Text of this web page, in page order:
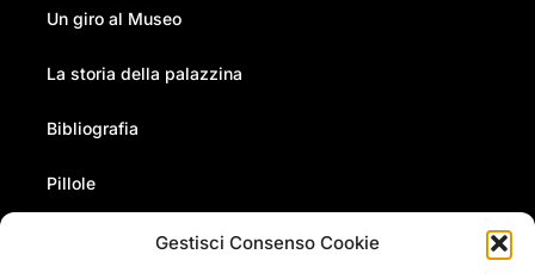
Gestisci Consenso Cookie
Un giro al Museo
La storia della palazzina
Bibliografia
Pillole